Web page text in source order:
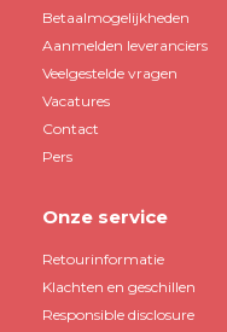
Betaalmogelijkheden
Aanmelden leveranciers
Veelgestelde vragen
Vacatures
Contact
Pers
Onze service
Retourinformatie
Klachten en geschillen
Responsible disclosure